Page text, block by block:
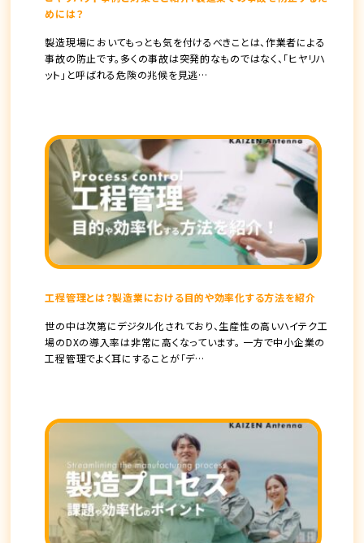
めには？
製造現場においてもっとも気を付けるべきことは、作業者による
事故の防止です。多くの事故は突発的なものではなく、「ヒヤリハ
ット」と呼ばれる危険の兆候を見逃…
工程管理とは？製造業における目的や効率化する方法を紹介
世の中は次第にデジタル化されており、生産性の高いハイテク工
場のDXの導入率は非常に高くなっています。 一方で中小企業の
工程管理でよく耳にすることが「デ…